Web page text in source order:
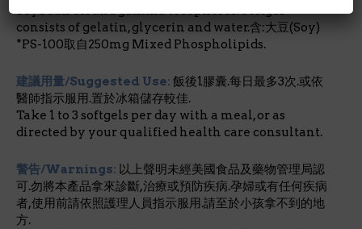
Soybean oil and gamma tocopherol. Softgel
consists of gelatin, glycerin and water.含:大豆(Soy)
*PS-100取自250mg Mixed Phospholipids.
建議用量/Suggested Use: 飯後1膠囊.每日最多3次.或依
醫師指示服用.置於冰箱儲存較佳.
Take 1 to 3 softgels per day with a meal, or as
directed by your qualified health care consultant.
警告/Warnings: 以上聲明未經美國食品及藥物管理局認
可.勿將本產品拿來診斷,治療或預防疾病.孕婦或有任何疾病
者,使用前請依照護理人員指示服用.請至於小孩拿不到的地
方.